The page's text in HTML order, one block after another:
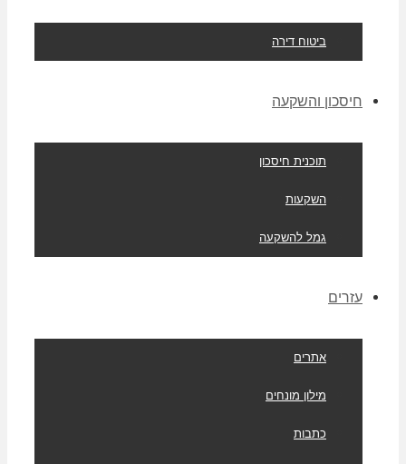
ביטוח דירה
חיסכון והשקעה
תוכנית חיסכון
השקעות
גמל להשקעה
עזרים
אתרים
מילון מונחים
כתבות